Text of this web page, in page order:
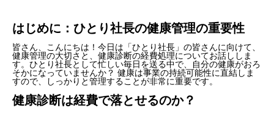
はじめに：ひとり社長の健康管理の重要性
皆さん、こんにちは！今日は「ひとり社長」の皆さんに向けて、
健康管理の大切さと、健康診断の経費処理についてお話ししま
す。ひとり社長として忙しい毎日を送る中で、自分の健康がおろ
そかになっていませんか？ 健康は事業の持続可能性に直結しま
すので、しっかりと管理することが非常に重要です。
健康診断は経費で落とせるのか？